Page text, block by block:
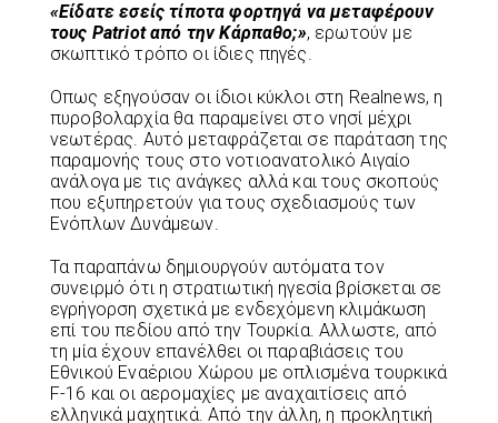
«Είδατε εσείς τίποτα φορτηγά να μεταφέρουν
τους Patriot από την Κάρπαθο;», ερωτούν με
σκωπτικό τρόπο οι ίδιες πηγές.
Οπως εξηγούσαν οι ίδιοι κύκλοι στη Realnews, η
πυροβολαρχία θα παραμείνει στο νησί μέχρι
νεωτέρας. Αυτό μεταφράζεται σε παράταση της
παραμονής τους στο νοτιοανατολικό Αιγαίο
ανάλογα με τις ανάγκες αλλά και τους σκοπούς
που εξυπηρετούν για τους σχεδιασμούς των
Ενόπλων Δυνάμεων.
Τα παραπάνω δημιουργούν αυτόματα τον
συνειρμό ότι η στρατιωτική ηγεσία βρίσκεται σε
εγρήγορση σχετικά με ενδεχόμενη κλιμάκωση
επί του πεδίου από την Τουρκία. Αλλωστε, από
τη μία έχουν επανέλθει οι παραβιάσεις του
Εθνικού Εναέριου Χώρου με οπλισμένα τουρκικά
F-16 και οι αερομαχίες με αναχαιτίσεις από
ελληνικά μαχητικά. Από την άλλη, η προκλητική